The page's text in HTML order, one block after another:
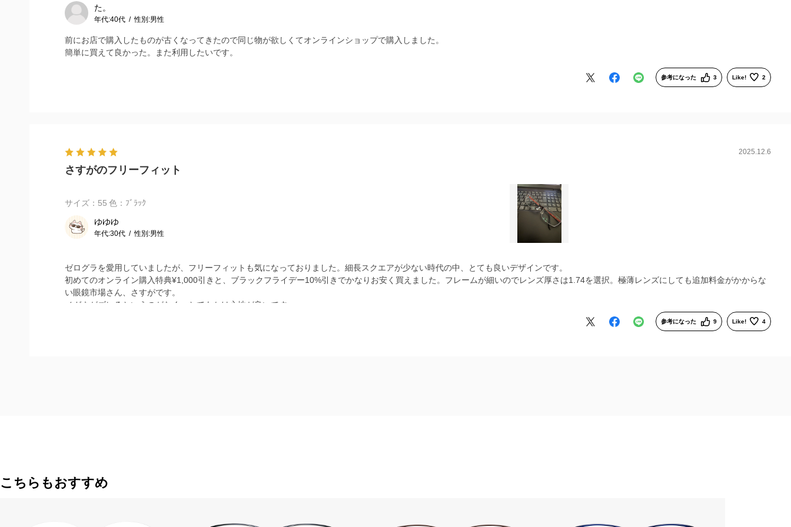
た。
年代:40代 性別:男性
前にお店で購入したものが古くなってきたので同じ物が欲しくてオンラインショップで購入しました。
簡単に買えて良かった。また利用したいです。
参考になった 3 Like! 2
2025.12.6
さすがのフリーフィット
サイズ：55 色：ﾌﾞﾗｯｸ
ゆゆゆ
年代:30代 性別:男性
ゼログラを愛用していましたが、フリーフィットも気になっておりました。細長スクエアが少ない時代の中、とても良いデザインです。
初めてのオンライン購入特典¥1,000引きと、ブラックフライデー10%引きでかなりお安く買えました。フレームが細いのでレンズ厚さは1.74を選択。極薄レンズにしても追加料金がかからな
い眼鏡市場さん、さすがです。
メガネがズレるというのがなく、とてもかけ心地が良いです。
参考になった 9 Like! 4
こちらもおすすめ